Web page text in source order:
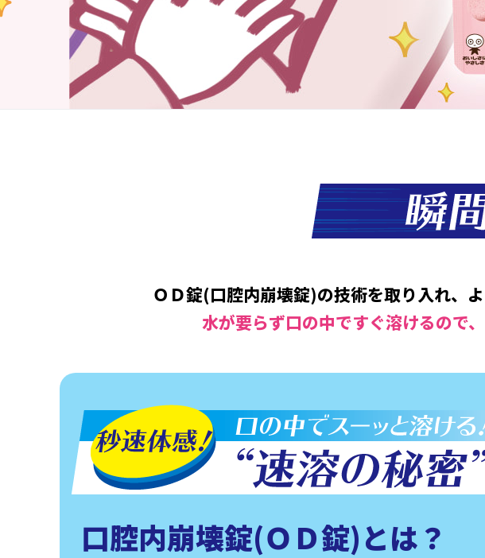
ＯＤ錠(口腔内崩壊錠)の技術を取り入れ、
水が要らず口の中ですぐ溶けるので
口腔内崩壊錠(ＯＤ錠)とは？